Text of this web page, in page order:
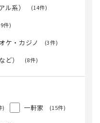
系） (14件)
件)
ケ・カジノ (3件)
ど） (8件)
) 一軒家 (15件)